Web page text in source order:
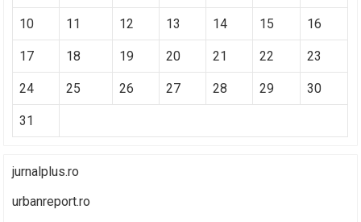
10 11 12 13 14 15 16
17 18 19 20 21 22 23
24 25 26 27 28 29 30
31
jurnalplus.ro
urbanreport.ro